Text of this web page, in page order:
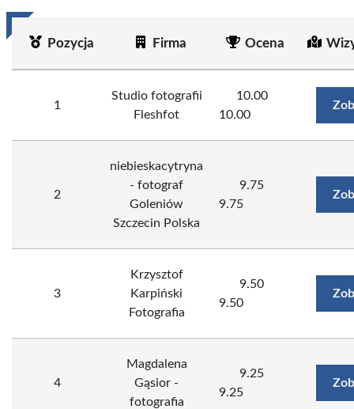
Pozycja Firma Ocena
1
Studio fotografii
Fleshfot
10.00
10.00
2
niebieskacytryna
- fotograf
Goleniów
Szczecin Polska
9.75
9.75
3
Krzysztof
Karpiński
Fotografia
9.50
9.50
4
Magdalena
Gąsior -
fotografia
9.25
9.25